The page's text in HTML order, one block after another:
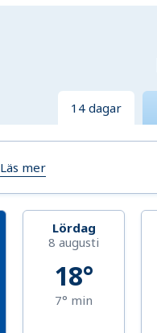
14 dagar
Läs mer
Lördag
8 augusti
18°
7° min